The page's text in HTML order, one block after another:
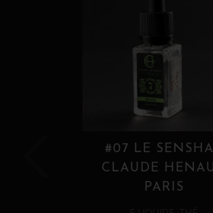
#07 LE SENSHA
CLAUDE
PARIS